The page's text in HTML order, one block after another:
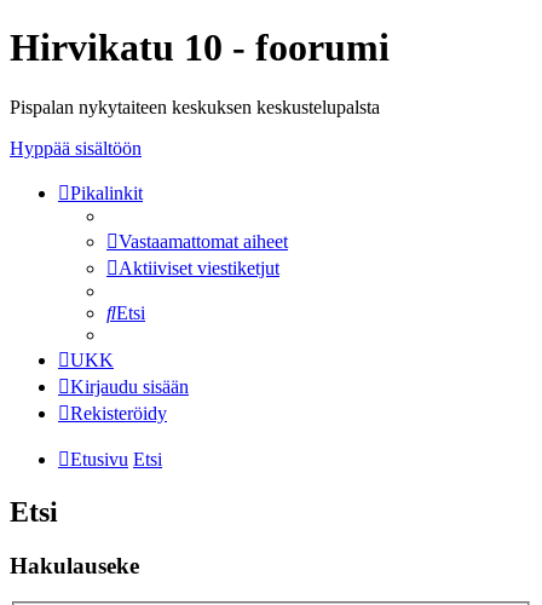
Hirvikatu 10 - foorumi
Pispalan nykytaiteen keskuksen keskustelupalsta
Hyppää sisältöön
Pikalinkit
Vastaamattomat aiheet
Aktiiviset viestiketjut
Etsi
UKK
Kirjaudu sisään
Rekisteröidy
Etusivu Etsi
Etsi
Hakulauseke